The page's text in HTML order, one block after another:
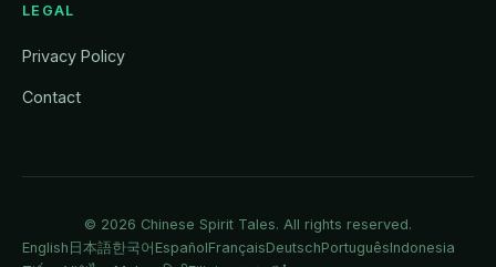
LEGAL
Privacy Policy
Contact
© 2026 Chinese Spirit Tales. All rights reserved.
English 日本語한국어 EspañolFrançaisDeutschPortuguêsIndonesia